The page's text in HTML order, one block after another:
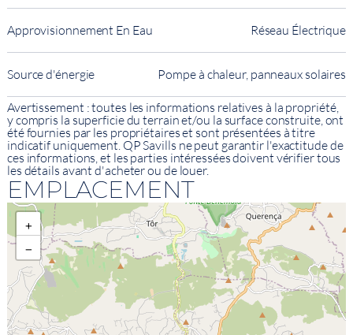
Approvisionnement En Eau Réseau Électrique
Source d'énergie Pompe à chaleur, panneaux solaires
Avertissement : toutes les informations relatives à la propriété,
y compris la superficie du terrain et/ou la surface construite, ont
été fournies par les propriétaires et sont présentées à titre
indicatif uniquement. QP Savills ne peut garantir l'exactitude de
ces informations, et les parties intéressées doivent vérifier tous
les détails avant d'acheter ou de louer.
EMPLACEMENT
+
−